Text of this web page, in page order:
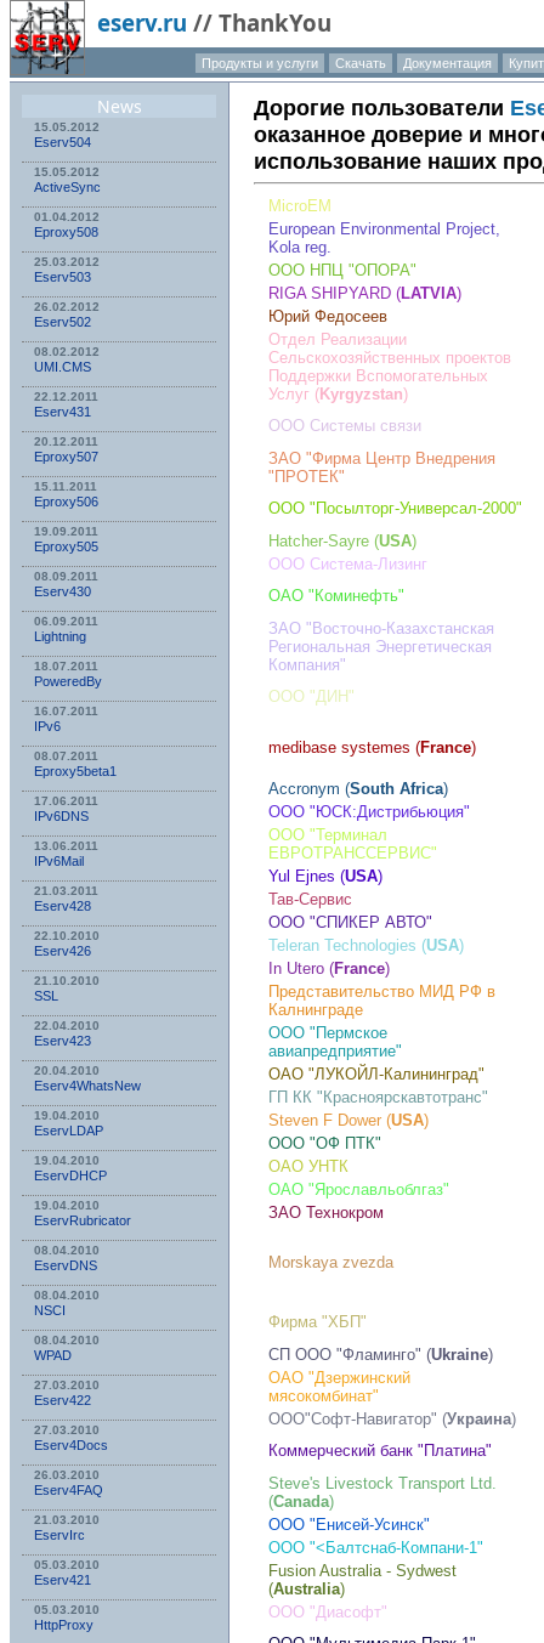
eserv.ru // ThankYou
Продукты и услуги Скачать Документация
News
15.05.2012
Eserv504
15.05.2012
ActiveSync
01.04.2012
Eproxy508
25.03.2012
Eserv503
26.02.2012
Eserv502
08.02.2012
UMI.CMS
22.12.2011
Eserv431
20.12.2011
Eproxy507
15.11.2011
Eproxy506
19.09.2011
Eproxy505
08.09.2011
Eserv430
06.09.2011
Lightning
18.07.2011
PoweredBy
16.07.2011
IPv6
08.07.2011
Eproxy5beta1
17.06.2011
IPv6DNS
13.06.2011
IPv6Mail
21.03.2011
Eserv428
22.10.2010
Eserv426
21.10.2010
SSL
22.04.2010
Eserv423
20.04.2010
Eserv4WhatsNew
19.04.2010
EservLDAP
19.04.2010
EservDHCP
19.04.2010
EservRubricator
08.04.2010
EservDNS
08.04.2010
NSСI
08.04.2010
WPAD
27.03.2010
Eserv422
27.03.2010
Eserv4Docs
26.03.2010
Eserv4FAQ
21.03.2010
EservIrc
05.03.2010
Eserv421
05.03.2010
HttpProxy
Дорогие пользователи
оказанное доверие и
использование наших
MicroEM
European Environmental Project,
Kola reg.
ООО НПЦ "ОПОРА"
RIGA SHIPYARD (LATVIA)
Юрий Федосеев
Отдел Реализации
Сельскохозяйственных проектов
Поддержки Вспомогательных
Услуг ( Kyrgyzstan)
ООО Системы связи
ЗАО "Фирма Центр Внедрения
"ПРОТЕК"
ООО "Посылторг-Универсал-2000"
Hatcher-Sayre (USA)
ООО Система-Лизинг
ОАО "Коминефть"
ЗАО "Восточно-Казахстанская
Региональная Энергетическая
Компания"
ООО "ДИН"
medibase systemes (France)
Accronym (South Africa)
ООО "ЮСК:Дистрибьюция"
ООО "Терминал
ЕВРОТРАНССЕРВИС"
Yul Ejnes (USA)
Тав-Сервис
ООО "СПИКЕР АВТО"
Teleran Technologies (USA)
In Utero (France)
Представительство МИД РФ в
Калнинграде
ООО "Пермское
авиапредприятие"
ОАО "ЛУКОЙЛ-Калининград"
ГП КК "Красноярскавтотранс"
Steven F Dower (USA)
ООО "ОФ ПТК"
ОАО УНТК
ОАО "Ярославльоблгаз"
ЗАО Технокром
Morskaya zvezda
Фирма "ХБП"
СП ООО "Фламинго" (Ukraine)
ОАО "Дзержинский
мясокомбинат"
ООО"Софт-Навигатор" (Украина)
Коммерческий банк "Платина"
Steve's Livestock Transport Ltd.
(Canada)
ООО "Енисей-Усинск"
ООО "<Балтснаб-Компани-1"
Fusion Australia - Sydwest
(Australia)
ООО "Диасофт"